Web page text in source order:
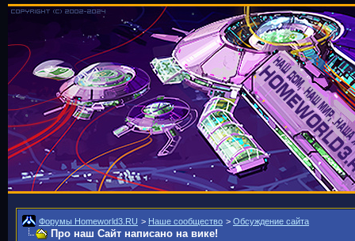
Форумы Homeworld3.RU > Наше сообщество > Обсуждение сайта
Про наш Сайт написано на вике!